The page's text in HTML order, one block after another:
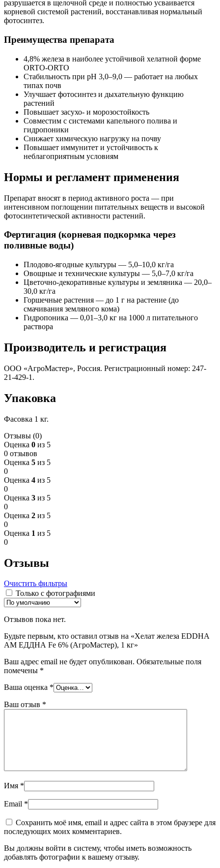
разрушается в щелочной среде и полностью усваивается
корневой системой растений, восстанавливая нормальный
фотосинтез.
Преимущества препарата
4,8% железа в наиболее устойчивой хелатной форме
ORTO-ORTO
Стабильность при pH 3,0–9,0 — работает на любых
типах почв
Улучшает фотосинтез и дыхательную функцию
растений
Повышает засухо- и морозостойкость
Совместим с системами капельного полива и
гидропоники
Снижает химическую нагрузку на почву
Повышает иммунитет и устойчивость к
неблагоприятным условиям
Нормы и регламент применения
Препарат вносят в период активного роста — при
интенсивном поглощении питательных веществ и высокой
фотосинтетической активности растений.
Фертигация (корневая подкормка через
поливные воды)
Плодово-ягодные культуры — 5,0–10,0 кг/га
Овощные и технические культуры — 5,0–7,0 кг/га
Цветочно-декоративные культуры и земляника — 20,0–
30,0 кг/га
Горшечные растения — до 1 г на растение (до
смачивания земляного кома)
Гидропоника — 0,01–3,0 кг на 1000 л питательного
раствора
Производитель и регистрация
ООО «АгроМастер», Россия. Регистрационный номер: 247-
21-429-1.
Упаковка
Фасовка 1 кг.
Отзывы (0)
Оценка 0 из 5
0 отзывов
Оценка 5 из 5
0
Оценка 4 из 5
0
Оценка 3 из 5
0
Оценка 2 из 5
0
Оценка 1 из 5
0
Отзывы
Очистить фильтры
Только с фотографиями
Отзывов пока нет.
Будьте первым, кто оставил отзыв на «Хелат железа EDDHA
АМ ЕДДНА Fe 6% (АгроМастер), 1 кг»
Ваш адрес email не будет опубликован. Обязательные поля
помечены *
Ваша оценка *
Ваш отзыв *
Имя *
Email *
Сохранить моё имя, email и адрес сайта в этом браузере для
последующих моих комментариев.
Вы должны войти в систему, чтобы иметь возможность
добавлять фотографии к вашему отзыву.